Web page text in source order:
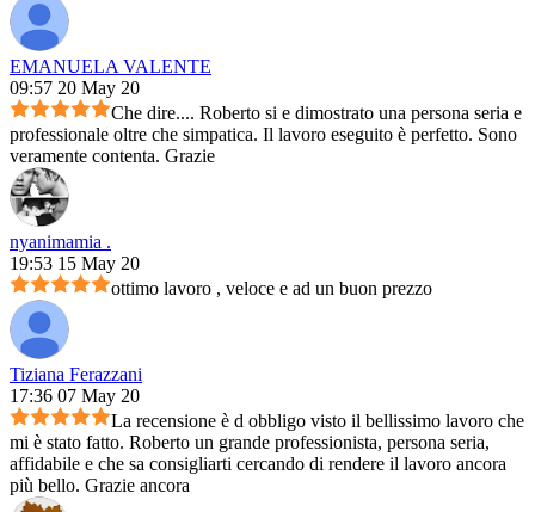
EMANUELA VALENTE
09:57 20 May 20
Che dire.... Roberto si e dimostrato una persona seria e
professionale oltre che simpatica. Il lavoro eseguito è perfetto. Sono
veramente contenta. Grazie
nyanimamia .
19:53 15 May 20
ottimo lavoro , veloce e ad un buon prezzo
Tiziana Ferazzani
17:36 07 May 20
La recensione è d obbligo visto il bellissimo lavoro che
mi è stato fatto. Roberto un grande professionista, persona seria,
affidabile e che sa consigliarti cercando di rendere il lavoro ancora
più bello. Grazie ancora